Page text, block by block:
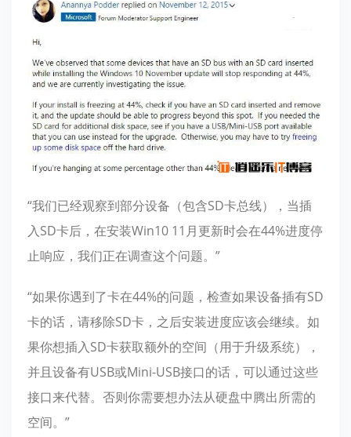
“我们已经观察到部分设备（包含SD卡总线），当插
入SD卡后，在安装Win10 11月更新时会在44%进度停
止响应，我们正在调查这个问题。”
“如果你遇到了卡在44%的问题，检查如果设备插有SD
卡的话，请移除SD卡，之后安装进度应该会继续。如
果你想插入SD卡获取额外的空间（用于升级系统），
并且设备有USB或Mini-USB接口的话，可以通过这些
接口来代替。否则你需要想办法从硬盘中腾出所需的
空间。”